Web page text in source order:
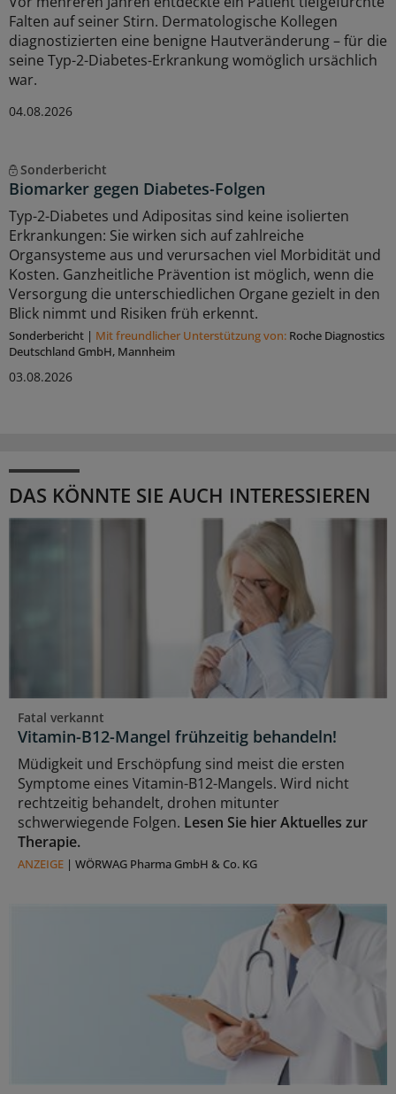
Falten auf seiner Stirn. Dermatologische Kollegen
diagnostizierten eine benigne Hautveränderung – für die
seine Typ-2-Diabetes-Erkrankung womöglich ursächlich
war.
04.08.2026
Sonderbericht
Biomarker gegen Diabetes-Folgen
Typ-2-Diabetes und Adipositas sind keine isolierten
Erkrankungen: Sie wirken sich auf zahlreiche
Organsysteme aus und verursachen viel Morbidität und
Kosten. Ganzheitliche Prävention ist möglich, wenn die
Versorgung die unterschiedlichen Organe gezielt in den
Blick nimmt und Risiken früh erkennt.
Sonderbericht | Mit freundlicher Unterstützung von: Roche Diagnostics
Deutschland GmbH, Mannheim
03.08.2026
DAS KÖNNTE SIE AUCH INTERESSIEREN
Fatal verkannt
Vitamin-B12-Mangel frühzeitig behandeln!
Müdigkeit und Erschöpfung sind meist die ersten
Symptome eines Vitamin-B12-Mangels. Wird nicht
rechtzeitig behandelt, drohen mitunter
schwerwiegende Folgen. Lesen Sie hier Aktuelles zur
Therapie.
ANZEIGE | WÖRWAG Pharma GmbH & Co. KG